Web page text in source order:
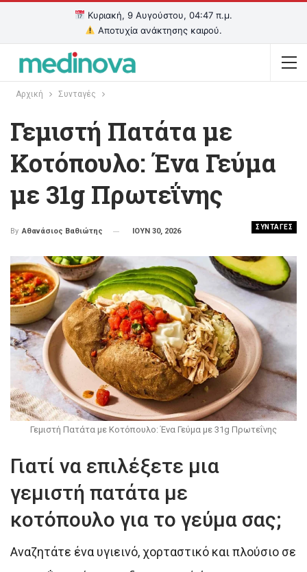
Κυριακή, 9 Αυγούστου, 04:47 π.μ.
Αποτυχία ανάκτησης καιρού.
Αρχική Συνταγές
Γεμιστή Πατάτα με
Κοτόπουλο: Ένα Γεύμα
με 31g Πρωτεΐνης
ΣΥΝΤΑΓΕΣ
By Αθανάσιος Βαθιώτης ΙΟΥΝ 30, 2026
Γεμιστή Πατάτα με Κοτόπουλο: Ένα Γεύμα με 31g Πρωτεΐνης
Γιατί να επιλέξετε μια
γεμιστή πατάτα με
κοτόπουλο για το γεύμα σας;
Αναζητάτε ένα υγιεινό, χορταστικό και πλούσιο σε